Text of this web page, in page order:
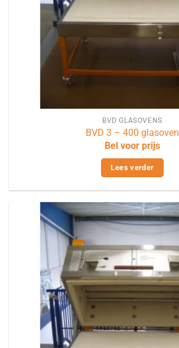
BVD GLASOVENS
BVD 3 – 400 glasoven
Bel voor prijs
Lees verder